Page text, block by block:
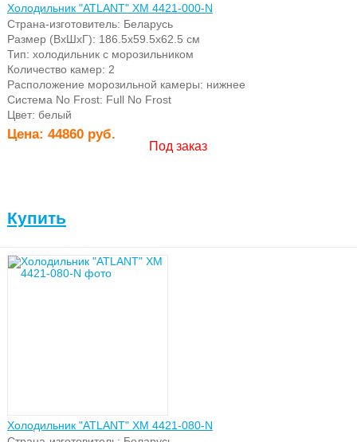
Холодильник "ATLANT" ХМ 4421-000-N
Страна-изготовитель: Беларусь
Размер (ВхШхГ): 186.5х59.5х62.5 см
Тип: холодильник с морозильником
Количество камер: 2
Расположение морозильной камеры: нижнее
Система No Frost: Full No Frost
Цвет: белый
Цена: 44860 руб.
Под заказ
Купить
Холодильник "ATLANT" ХМ 4421-080-N